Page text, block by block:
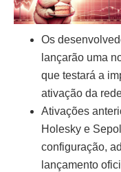
Os
lançarão uma
que testará a
ativação da
Ativações
Holesky e
configuração,
lançamento